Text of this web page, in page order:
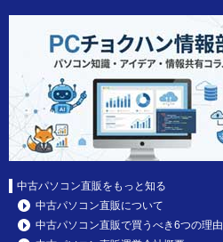
中古パソコン直販をもっと知る
中古パソコン直販について
中古パソコン直販で買うべき6つの理由